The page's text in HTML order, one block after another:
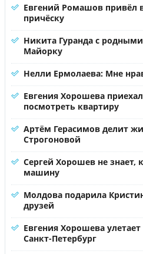
Евгений Ромашов привёл
причёску
Никита Гуранда с
Майорку
Нелли Ермолаева: Мне
Евгения Хорошева
посмотреть квартиру
Артём Герасимов делит
Строгоновой
Сергей Хорошев не знает,
машину
Молдова подарила
друзей
Евгения Хорошева
Санкт-Петербург